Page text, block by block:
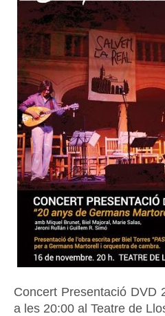
Concert Presentació DVD
a les 20:00 al Teatre de